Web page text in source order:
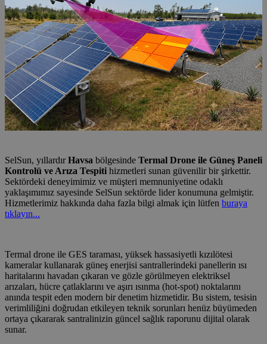
SelSun, yıllardırHavsa bölgesinde Termal Drone ile Güneş Paneli
Kontrolü ve Arıza Tespiti hizmetleri sunan güvenilir bir şirkettir.
Sektördeki deneyimimiz ve müşteri memnuniyetine odaklı
yaklaşımımız sayesinde SelSun sektörde lider konumuna gelmiştir.
Hizmetlerimiz hakkında daha fazla bilgi almak için lütfen buraya
tıklayın...
Termal drone ile GES taraması, yüksek hassasiyetli kızılötesi
kameralar kullanarak güneş enerjisi santrallerindeki panellerin ısı
haritalarını havadan çıkaran ve gözle görülmeyen elektriksel
arızaları, hücre çatlaklarını ve aşırı ısınma (hot-spot) noktalarını
anında tespit eden modern bir denetim hizmetidir. Bu sistem, tesisin
verimliliğini doğrudan etkileyen teknik sorunları henüz büyümeden
ortaya çıkararak santralinizin güncel sağlık raporunu dijital olarak
sunar.